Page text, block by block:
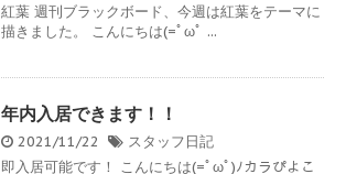
紅葉 週刊ブラックボード、今週は紅葉をテーマに
描きました。 こんにちは(=ﾟωﾟ ...
年内入居できます！！
2021/11/22
スタッフ日記
即入居可能です！ こんにちは(=ﾟωﾟ)ﾉカラぴよこ